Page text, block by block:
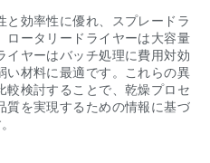
効率性に優れ、スプレードラ
ロータリードライヤーは大容量
イヤーはバッチ処理に費用対効
い材料に最適です。これらの異
較検討することで、乾燥プロセ
質を実現するための情報に基づ